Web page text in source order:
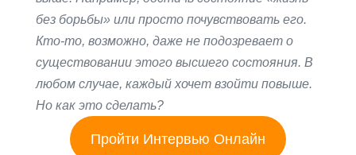
без борьбы» или просто почувствовать его.
Кто-то, возможно, даже не подозревает о
существовании этого высшего состояния. В
любом случае, каждый хочет взойти повыше.
Но как это сделать?
Пройти Интервью Онлайн